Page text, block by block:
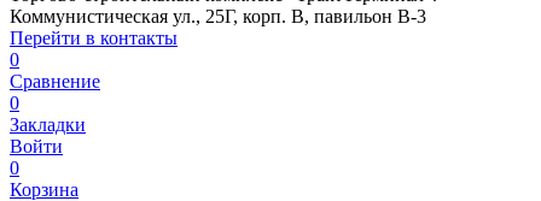
Коммунистическая ул., 25Г, корп. В, павильон В-3
Перейти в контакты
0
Сравнение
0
Закладки
Войти
0
Корзина